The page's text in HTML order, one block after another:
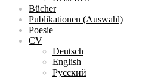
Bücher
Publikationen (Auswahl)
Poesie
CV
Deutsch
English
Русский